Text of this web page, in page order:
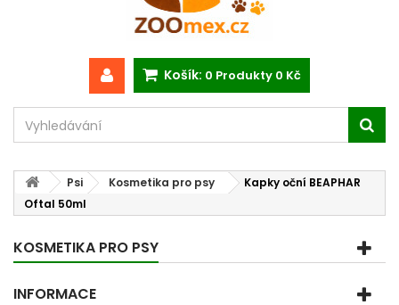
Košík: 0 Produkty 0 Kč
Psi Kosmetika pro psy
Kapky oční BEAPHAR
Oftal 50ml
KOSMETIKA PRO PSY
INFORMACE